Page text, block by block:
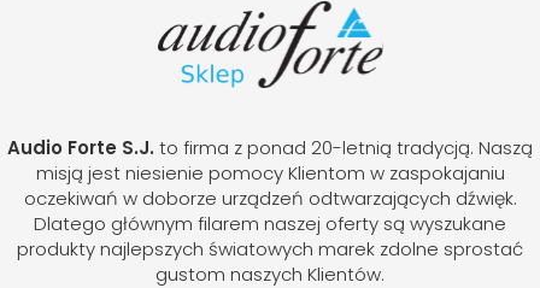
Audio Forte S.J. to firma z ponad 20-letnią tradycją. Naszą
misją jest niesienie pomocy Klientom w zaspokajaniu
oczekiwań w doborze urządzeń odtwarzających dźwięk.
Dlatego głównym filarem naszej oferty są wyszukane
produkty najlepszych światowych marek zdolne sprostać
gustom naszych Klientów.